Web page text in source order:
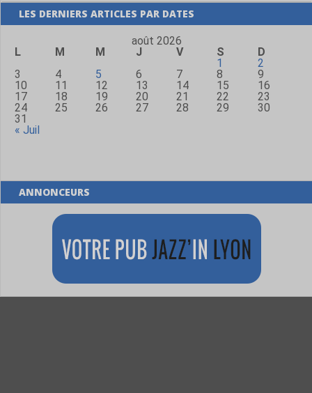
LES DERNIERS ARTICLES PAR DATES
août 2026
L
M M J V S
D
1
2
3
4 5 6 7 8
9
10
11 12 13 14 15
16
17
18 19 20 21 22
23
24
25 26 27 28 29
30
31
« Juil
ANNONCEURS